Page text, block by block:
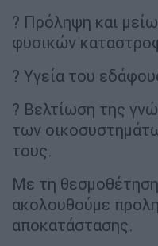
? Πρόληψη και
φυσικών
? Υγεία του
? Βελτίωση της
των
τους.
Με τη
ακολουθούμε
αποκατάστασης.